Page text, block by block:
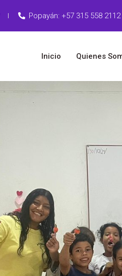
Popayán: +57 315 558 2112
Inicio Quienes